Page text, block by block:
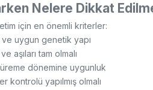
Nelere Dikkat
için en önemli kriterler:
ve uygun genetik yapı
aşıları tam olmalı
dönemine uygunluk
kontrolü yapılmış olmalı